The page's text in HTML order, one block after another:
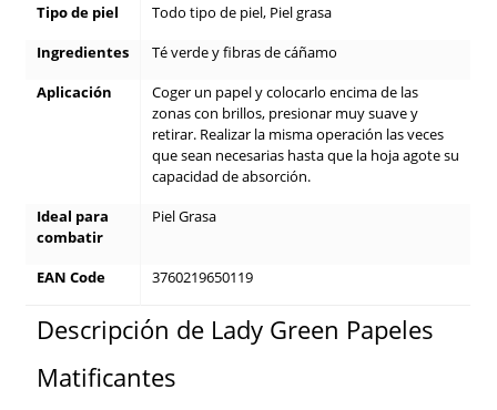
Tipo de piel
Todo tipo de piel, Piel grasa
Ingredientes
Té verde y fibras de cáñamo
Aplicación
Coger un papel y colocarlo encima de las
zonas con brillos, presionar muy suave y
retirar. Realizar la misma operación las veces
que sean necesarias hasta que la hoja agote su
capacidad de absorción.
Ideal para
combatir
Piel Grasa
EAN Code 3760219650119
Descripción de Lady Green Papeles
Matificantes